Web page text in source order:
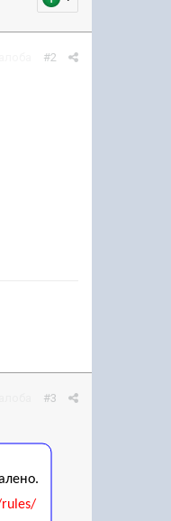
#2
#3